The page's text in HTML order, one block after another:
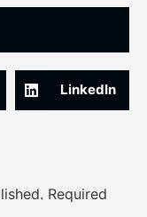
LinkedIn
Required